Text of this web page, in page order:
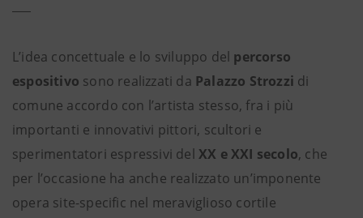
L’idea concettuale e lo sviluppo del percorso
espositivo sono realizzati da Palazzo Strozzi di
comune accordo con l’artista stesso, fra i più
importanti e innovativi pittori, scultori e
sperimentatori espressivi del XX e XXI secolo, che
per l’occasione ha anche realizzato un’imponente
opera site-specific nel meraviglioso cortile